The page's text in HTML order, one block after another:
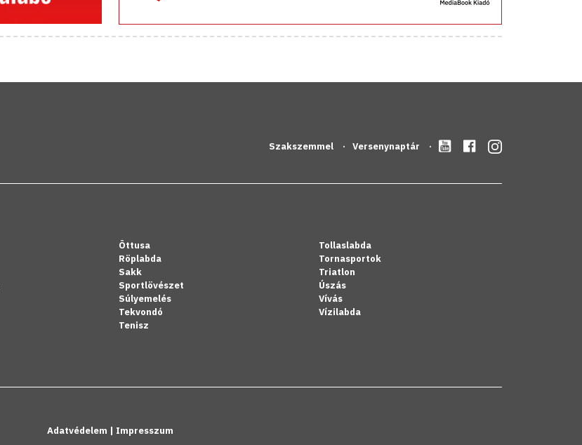
Szakszemmel Versenynaptár
Öttusa
Röplabda
Sakk
Sportlövészet
Súlyemelés
Tekvondó
Tenisz
Tollaslabda
Tornasportok
Triatlon
Úszás
Vívás
Vízilabda
Adatvédelem | Impresszum